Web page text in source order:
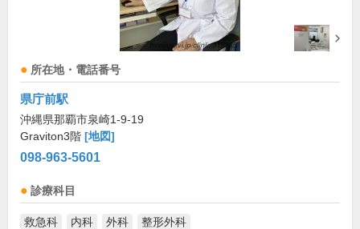
所在地・電話番号
県庁前駅
沖縄県那覇市泉崎1-9-19
Graviton3階 [地図]
098-963-5601
診療科目
救急科 内科 外科 整形外科